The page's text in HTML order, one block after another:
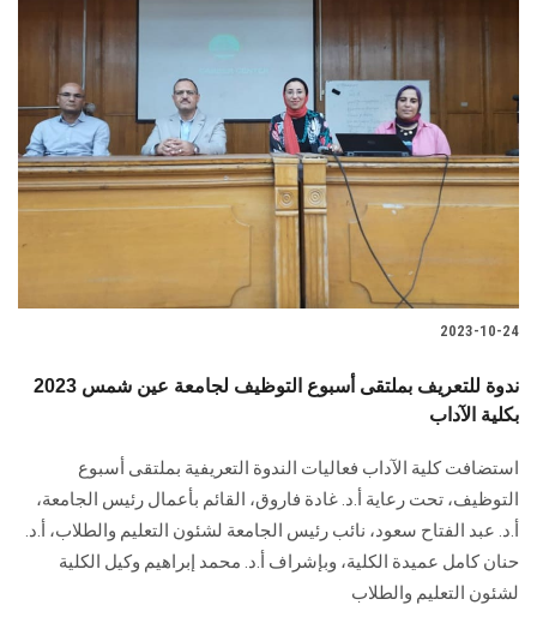
2023-10-24
ندوة للتعريف بملتقى أسبوع التوظيف لجامعة عين شمس 2023
بكلية الآداب
استضافت كلية الآداب فعاليات الندوة التعريفية بملتقى أسبوع
التوظيف، تحت رعاية أ.د. غادة فاروق، القائم بأعمال رئيس الجامعة،
أ.د. عبد الفتاح سعود، نائب رئيس الجامعة لشئون التعليم والطلاب، أ.د.
حنان كامل عميدة الكلية، وبإشراف أ.د. محمد إبراهيم وكيل الكلية
لشئون التعليم والطلاب